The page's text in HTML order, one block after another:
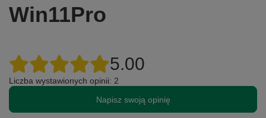
Win11Pro
5.00
Liczba wystawionych opinii: 2
Napisz swoją opinię